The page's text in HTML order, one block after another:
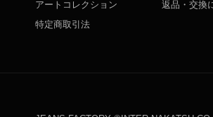
アートコレクション
特定商取引法
返品・交換